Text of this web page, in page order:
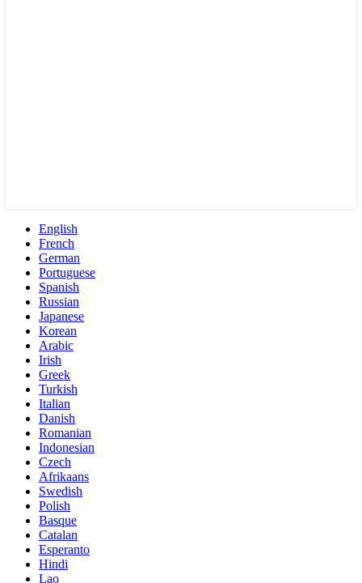
English
French
German
Portuguese
Spanish
Russian
Japanese
Korean
Arabic
Irish
Greek
Turkish
Italian
Danish
Romanian
Indonesian
Czech
Afrikaans
Swedish
Polish
Basque
Catalan
Esperanto
Hindi
Lao